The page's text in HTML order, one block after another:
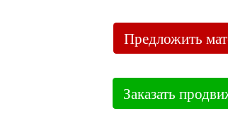
Предложить
Заказать